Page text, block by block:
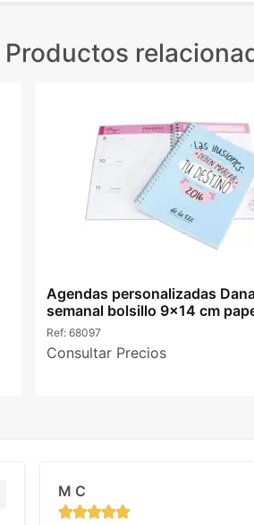
Productos
Agendas personalizadas
semanal bolsillo 9x14 cm
Ref: 68097
Consultar Precios
M C